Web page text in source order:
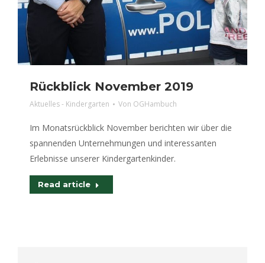
Rückblick November 2019
Aktuelles - Kindergarten Von OGHambuch
Im Monatsrückblick November berichten wir über die
spannenden Unternehmungen und interessanten
Erlebnisse unserer Kindergartenkinder.
Read article